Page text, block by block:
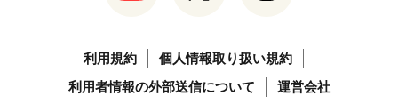
利用規約
個人情報取り扱い規約
利用者情報の外部送信について
運営会社